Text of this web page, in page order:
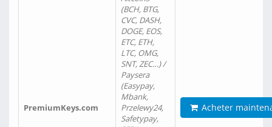
PremiumKeys.com
(BCH, BTG,
CVC, DASH,
DOGE, EOS,
ETC, ETH,
LTC, OMG,
SNT, ZEC…) /
Paysera
(Easypay,
Mbank,
Przelewy24,
Safetypay,
Acheter